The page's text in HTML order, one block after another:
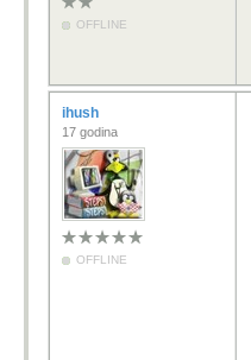
OFFLINE
ihush
17 godina
OFFLINE